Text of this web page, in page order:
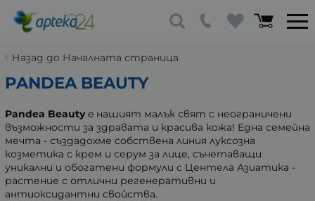
Назад до Началната страница
PANDEA BEAUTY
Pandea Beautye нашият малък свят с неограничени
възможности за здравата и красива кожа! Една семейна
мечта - създадохме собствена линия луксозна
козметика с крем и серум за лице, съчетаващи
уникални и обогатени формули с Центела Азиатика -
растение с отлични регенеративни и
антиоксидантни свойства.